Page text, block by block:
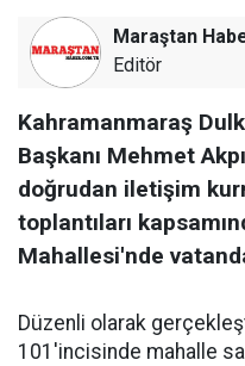
Maraştan
Editör
Kahramanmaraş
Başkanı Mehmet
doğrudan iletişim
toplantıları
Mahallesi'nde
Düzenli olarak
101'incisinde mahalle